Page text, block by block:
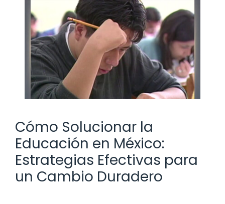
Cómo Solucionar la
Educación en México:
Estrategias Efectivas para
un Cambio Duradero